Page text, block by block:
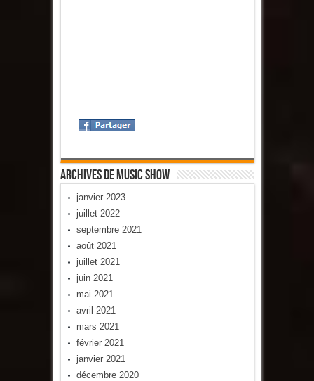
Archives De Music Show
janvier 2023
juillet 2022
septembre 2021
août 2021
juillet 2021
juin 2021
mai 2021
avril 2021
mars 2021
février 2021
janvier 2021
décembre 2020